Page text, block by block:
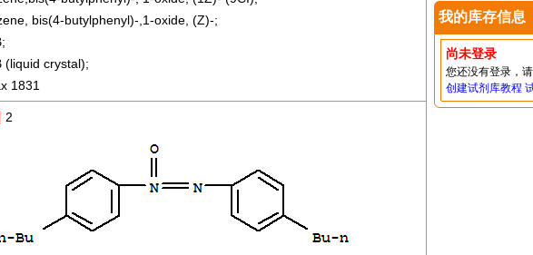
bis(4-butylphenyl)-,1-oxide, (Z)-;
(liquid crystal);
1831
2
我的库存信息
尚未登录
您还没有登录，
创建试剂库教程